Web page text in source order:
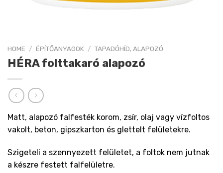
HOME / ÉPÍTŐANYAGOK / TAPADÓHÍD, ALAPOZÓ
HÉRA folttakaró alapozó
Matt, alapozó falfesték korom, zsír, olaj vagy vízfoltos
vakolt, beton, gipszkarton és glettelt felületekre.
Szigeteli a szennyezett felületet, a foltok nem jutnak
a készre festett falfelületre.